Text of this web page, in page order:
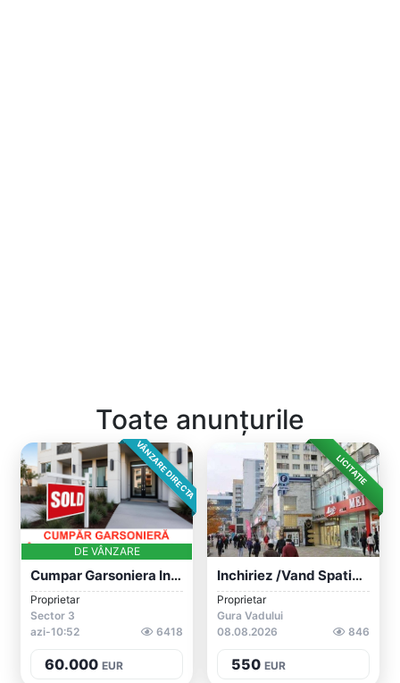
Toate anunțurile
VÂNZARE DIRECTA
DE VÂNZARE
Cumpar Garsoniera In Sectorul 3 Bucurest...
Proprietar
Sector 3
azi-10:52
6418
60.000 EUR
LICITAȚIE
Inchiriez /Vand Spatiu Comercial Centru...
Proprietar
Gura Vadului
08.08.2026
846
550 EUR